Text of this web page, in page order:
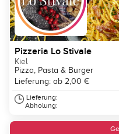
Pizzeria Lo Stivale
Kiel
Pizza, Pasta & Burger
Lieferung: ab 2,00 €
Lieferung:
Abholung: